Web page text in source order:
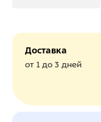
Доставка
от 1 до 3 дней